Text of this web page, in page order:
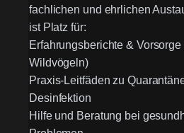
fachlichen und ehrlichen
ist Platz für:
Erfahrungsberichte &
Wildvögeln)
Praxis-Leitfäden zu
Desinfektion
Hilfe und Beratung bei